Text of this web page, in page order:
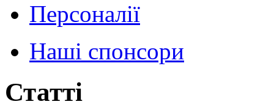
Персоналії
Наші спонсори
Статті